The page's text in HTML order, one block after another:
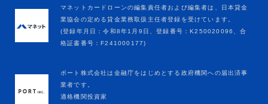
マネットカードローンの編集責任者および編集者は、日本貸金
業協会の定める貸金業務取扱主任者登録を受けています。
(登録年月日：令和8年1月9日、登録番号：K250020096、合
格証書番号：F241000177)
ポート株式会社は金融庁をはじめとする政府機関への届出済事
業者です。
適格機関投資家